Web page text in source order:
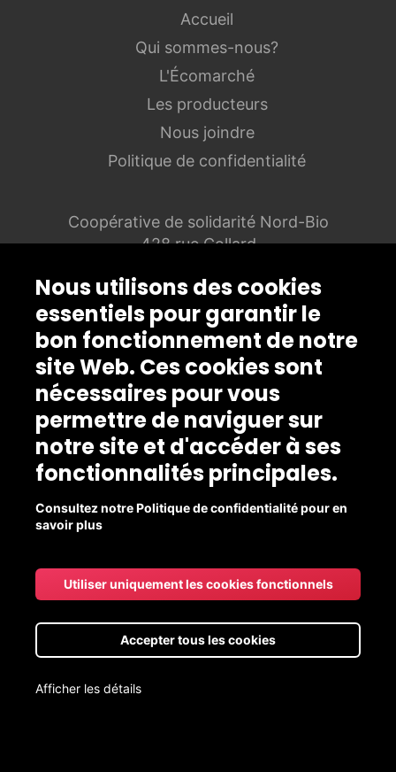
Coopérative de solidarité Nord-Bio
428 rue Collard
ecomarche@nord-bio.coop
Accueil
Qui sommes-nous?
L'Écomarché
Les producteurs
Nous joindre
Politique de confidentialité
INSCRIVEZ-VOUS POUR RECEVOIR UN RAPPEL DÈS LE
Nous utilisons des cookies
essentiels pour garantir le
bon fonctionnement de notre
site Web. Ces cookies sont
nécessaires pour vous
permettre de naviguer sur
notre site et d'accéder à ses
fonctionnalités principales.
Consultez notre Politique de confidentialité pour en
savoir plus
Utiliser uniquement les cookies fonctionnels
Accepter tous les cookies
Afficher les détails